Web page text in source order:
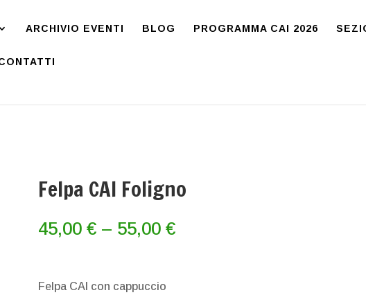
ARCHIVIO EVENTI BLOG PROGRAMMA CAI 2026
Felpa CAI Foligno
45,00€ – 55,00€Fascia
Felpa CAI con cappuccio